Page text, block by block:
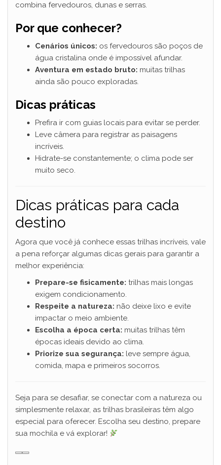
combina fervedouros, dunas e serras.
Por que conhecer?
Cenários únicos: os fervedouros são poços de
água cristalina onde é impossível afundar.
Aventura em estado bruto: muitas trilhas
ainda são pouco exploradas.
Dicas práticas
Prefira ir com guias locais para evitar se perder.
Leve câmera para registrar as paisagens
incríveis.
Hidrate-se constantemente; o clima pode ser
muito seco.
Dicas práticas para cada
destino
Agora que você já conhece essas trilhas incríveis, vale
a pena reforçar algumas dicas gerais para garantir a
melhor experiência:
Prepare-se fisicamente: trilhas mais longas
exigem condicionamento.
Respeite a natureza: não deixe lixo e evite
impactar o meio ambiente.
Escolha a época certa: muitas trilhas têm
épocas ideais devido ao clima.
Priorize sua segurança: leve sempre água,
comida, mapa e primeiros socorros.
Seja para se desafiar, se conectar com a natureza ou
simplesmente relaxar, as trilhas brasileiras têm algo
especial para oferecer. Escolha seu destino, prepare
sua mochila e vá explorar!